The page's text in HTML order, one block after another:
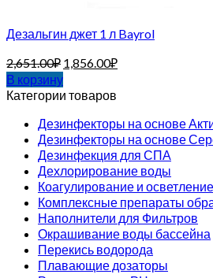
Дезальгин джет 1 л Bayrol
2,651.00₽ 1,856.00₽
В корзину
Категории товаров
Дезинфекторы на основе
Дезинфекторы на основе
Дезинфекция для СПА
Дехлорирование воды
Коагулирование и
Комплексные препараты
Наполнители для Фильтров
Окрашивание воды бассейна
Перекись водорода
Плавающие дозаторы